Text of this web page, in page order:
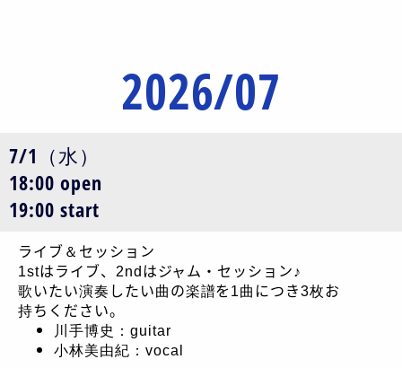
2026/07
7/1（水）
18:00 open
19:00 start
ライブ＆セッション
1stはライブ、2ndはジャム・セッション♪
歌いたい演奏したい曲の楽譜を1曲につき3枚お
持ちください。
川手博史：guitar
小林美由紀：vocal